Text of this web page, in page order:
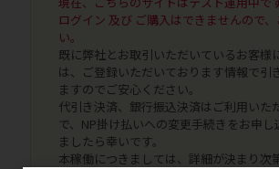
ログイン 及び ご購入はできませんので
い。
既に弊社とお取引いただいているお客様
は、ご登録いただいております情報で引
ますのでご安心ください。
代引き決済、銀行振込決済はご利用いた
で、NP掛け払いへの変更手続きをお申
ましたら幸いです。
本稼働につきましては、詳細が決まり次